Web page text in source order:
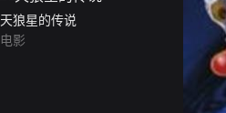
天狼星的传说
电影